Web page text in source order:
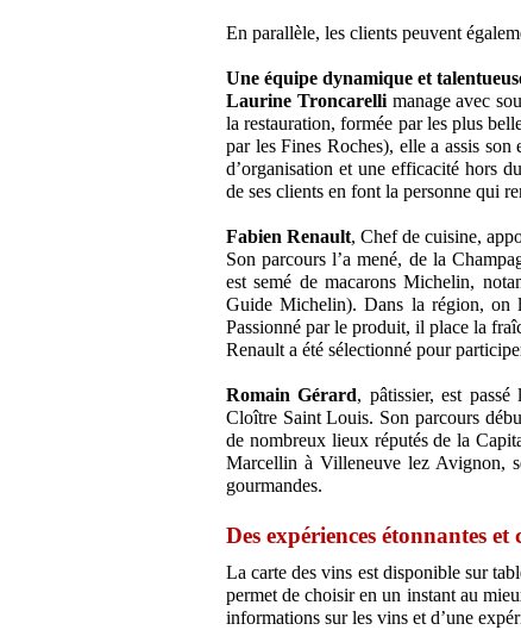
En parallèle, les clients peuvent
Une équipe dynamique et
Laurine Troncarelli manage avec
la restauration, formée par les plus
par les Fines Roches), elle a assis
d’organisation et une efficacité hors
de ses clients en font la personne qui
Fabien Renault, Chef de cuisine,
Son parcours l’a mené, de la
est semé de macarons Michelin,
Guide Michelin). Dans la région, on
Passionné par le produit, il place la
Renault a été sélectionné pour
Romain Gérard, pâtissier, est
Cloître Saint Louis. Son parcours
de nombreux lieux réputés de la
Marcellin à Villeneuve lez Avignon,
gourmandes.
Des expériences étonnantes et
La carte des vins est disponible sur
permet de choisir en un instant au
informations sur les vins et d’une